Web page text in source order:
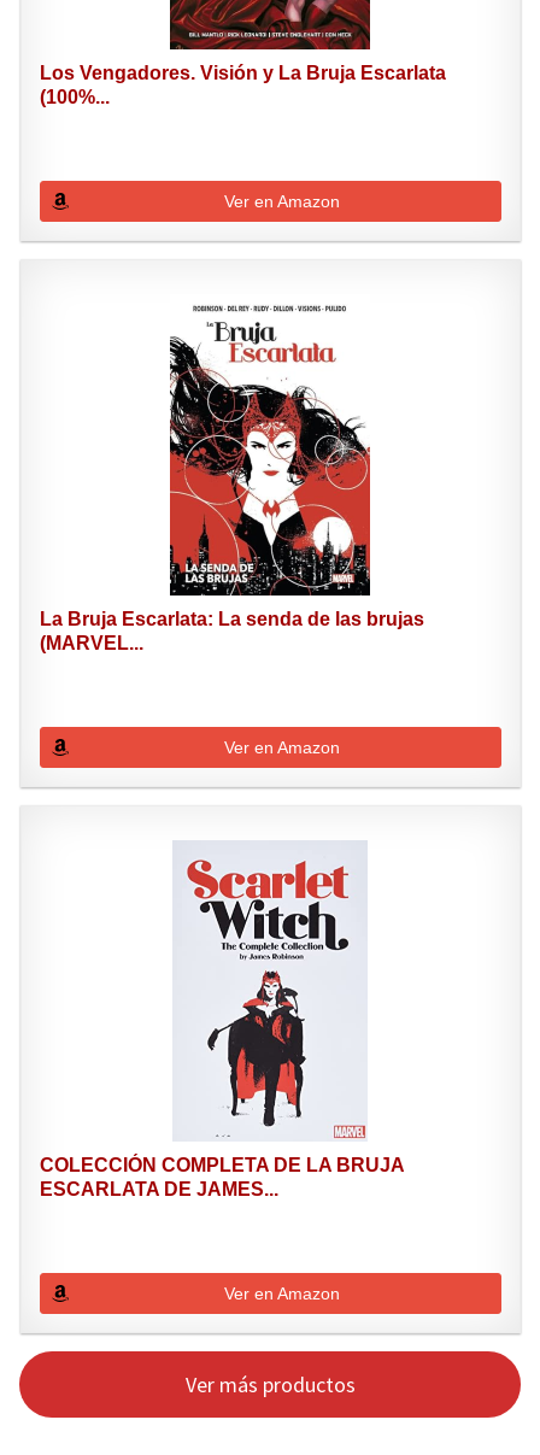
Los Vengadores. Visión y La Bruja Escarlata
(100%...
Ver en Amazon
La Bruja Escarlata: La senda de las brujas
(MARVEL...
Ver en Amazon
COLECCIÓN COMPLETA DE LA BRUJA
ESCARLATA DE JAMES...
Ver en Amazon
Ver más productos